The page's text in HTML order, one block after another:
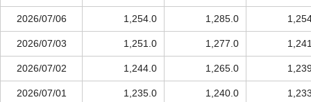
2026/07/06 1,254.0 1,285.0
2026/07/03 1,251.0 1,277.0
2026/07/02 1,244.0 1,265.0
2026/07/01 1,235.0 1,240.0